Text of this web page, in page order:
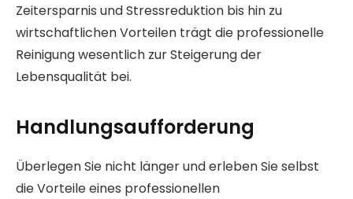
Zeitersparnis und Stressreduktion bis hin zu
wirtschaftlichen Vorteilen trägt die professionelle
Reinigung wesentlich zur Steigerung der
Lebensqualität bei.
Handlungsaufforderung
Überlegen Sie nicht länger und erleben Sie selbst
die Vorteile eines professionellen